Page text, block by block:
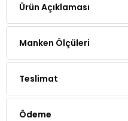
Ürün Açıklaması
Manken Ölçüleri
Teslimat
Ödeme